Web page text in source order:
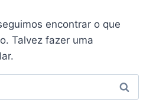
encontrar o que
Talvez fazer uma